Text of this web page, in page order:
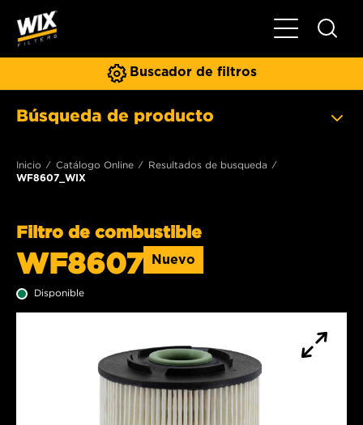
Toggle
Buscador de filtros
Búsqueda de producto
Inicio Catálogo Online
Resultados de busqueda
WF8607_WIX
Filtro de combustible
WF8607 Nuevo
Disponible